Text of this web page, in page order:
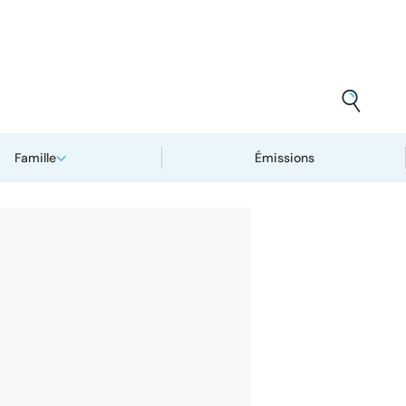
Famille Émissions